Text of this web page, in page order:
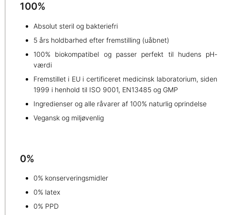
100%
Absolut steril og bakteriefri
5 års holdbarhed efter fremstilling (uåbnet)
100% biokompatibel og passer perfekt til hudens pH-
værdi
Fremstillet i EU i certificeret medicinsk laboratorium, siden
1999 i henhold til ISO 9001, EN13485 og GMP
Ingredienser og alle råvarer af 100% naturlig oprindelse
Vegansk og miljøvenlig
0%
0% konserveringsmidler
0% latex
0% PPD